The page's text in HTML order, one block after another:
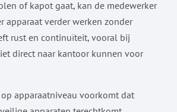
of kapot gaat, kan de medewerker
apparaat verder werken zonder
rust en continuïteit, vooral bij
direct naar kantoor kunnen voor
apparaatniveau voorkomt dat